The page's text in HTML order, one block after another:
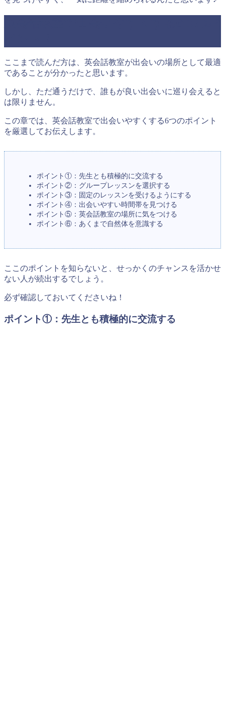
ここまで読んだ方は、英会話教室が出会いの場所として最適
であることが分かったと思います。
しかし、ただ通うだけで、誰もが良い出会いに巡り会えると
は限りません。
この章では、英会話教室で出会いやすくする6つのポイント
を厳選してお伝えします。
ポイント①：先生とも積極的に交流する
ポイント②：グループレッスンを選択する
ポイント③：固定のレッスンを受けるようにする
ポイント④：出会いやすい時間帯を見つける
ポイント⑤：英会話教室の場所に気をつける
ポイント⑥：あくまで自然体を意識する
ここのポイントを知らないと、せっかくのチャンスを活かせ
ない人が続出するでしょう。
必ず確認しておいてくださいね！
ポイント①：先生とも積極的に交流する